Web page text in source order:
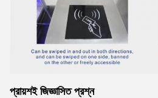
প্রায়শই জিজ্ঞাসিত প্রশ্ন